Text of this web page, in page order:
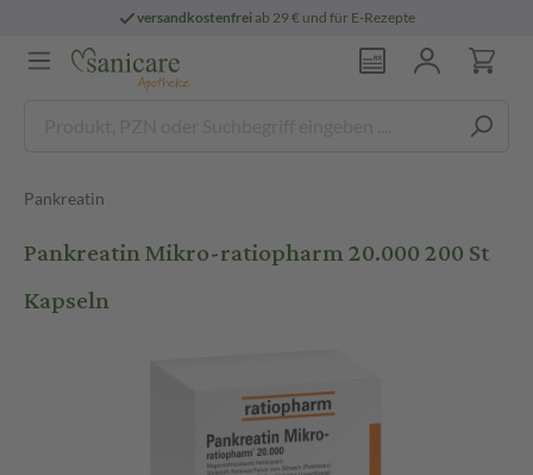
versandkostenfreiab 29 € und für E-Rezepte
Pankreatin
Pankreatin Mikro-ratiopharm 20.000 200 St
Kapseln